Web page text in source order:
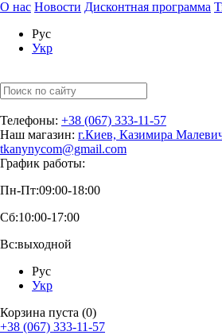
О нас Новости Дисконтная программа
Рус
Укр
Телефоны: +38 (067) 333-11-57
Наш магазин: г.Киев, Казимира
tkanynycom@gmail.com
График работы:
Пн-Пт:09:00-18:00
Сб:10:00-17:00
Вс:выходной
Рус
Укр
Корзина пуста (0)
+38 (067) 333-11-57